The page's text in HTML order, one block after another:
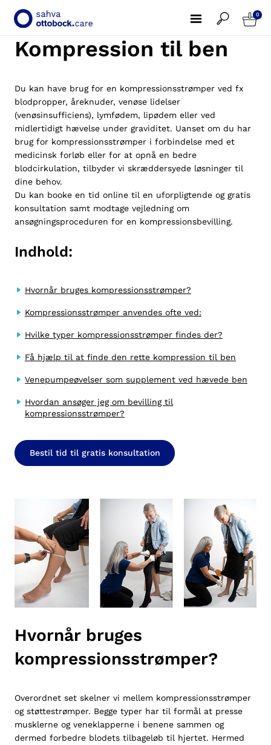
0
Kompression til ben
Du kan have brug for en kompressionsstrømper ved fx
blodpropper, åreknuder, venøse lidelser
(venøsinsufficiens), lymfødem, lipødem eller ved
midlertidigt hævelse under graviditet. Uanset om du har
brug for kompressionsstrømper i forbindelse med et
medicinsk forløb eller for at opnå en bedre
blodcirkulation, tilbyder vi skræddersyede løsninger til
dine behov.
Du kan booke en tid online til en uforpligtende og gratis
konsultation samt modtage vejledning om
ansøgningsproceduren for en kompressionsbevilling.
Indhold:
Hvornår bruges kompressionsstrømper?
Kompressionsstrømper anvendes ofte ved:
Hvilke typer kompressionsstrømper findes der?
Få hjælp til at finde den rette kompression til ben
Venepumpeøvelser som supplement ved hævede ben
Hvordan ansøger jeg om bevilling til
kompressionsstrømper?
Bestil tid til gratis konsultation
Hvornår bruges
kompressionsstrømper?
Overordnet set skelner vi mellem kompressionsstrømper
og støttestrømper. Begge typer har til formål at presse
musklerne og veneklapperne i benene sammen og
dermed forbedre blodets tilbageløb til hjertet. Hermed